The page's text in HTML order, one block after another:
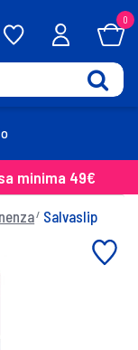
0
minima 49€
Salvaslip